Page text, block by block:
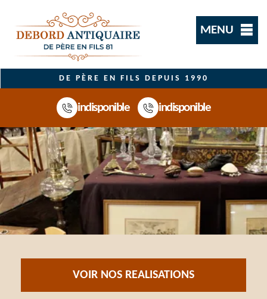
MENU
DE PÈRE EN FILS DEPUIS 1990
indisponible indisponible
VOIR NOS REALISATIONS